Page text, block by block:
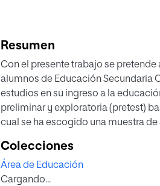
Resumen
Con el presente trabajo se
alumnos de Educación Secundaria
estudios en su ingreso a la
preliminar y exploratoria (pretest)
cual se ha escogido una muestra
Inteligencias Múltiples y otro
las pruebas nos indican que
pro-grama. Las Inteligencias
Colecciones
Área de Educación
Cargando...